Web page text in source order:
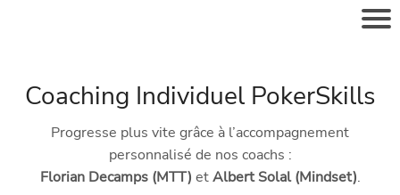
Coaching Individuel PokerSkills
Progresse plus vite grâce à l’accompagnement
personnalisé de nos coachs :
Florian Decamps (MTT) etAlbert Solal (Mindset).